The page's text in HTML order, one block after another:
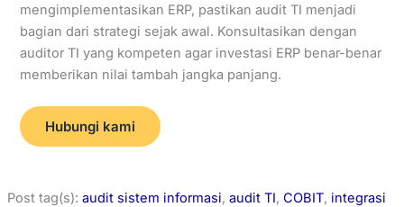
mengimplementasikan ERP, pastikan audit TI menjadi
bagian dari strategi sejak awal. Konsultasikan dengan
auditor TI yang kompeten agar investasi ERP benar-benar
memberikan nilai tambah jangka panjang.
Hubungi kami
Post tag(s): audit sistem informasi, audit TI, COBIT, integrasi